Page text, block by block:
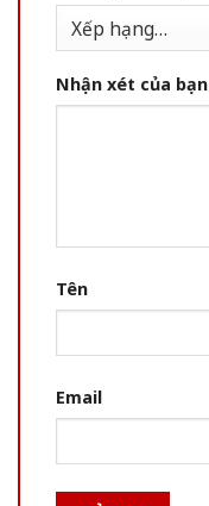
Nhận xét của bạn
Tên
Email